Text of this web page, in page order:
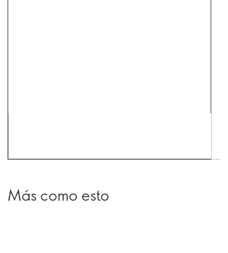
Más como esto